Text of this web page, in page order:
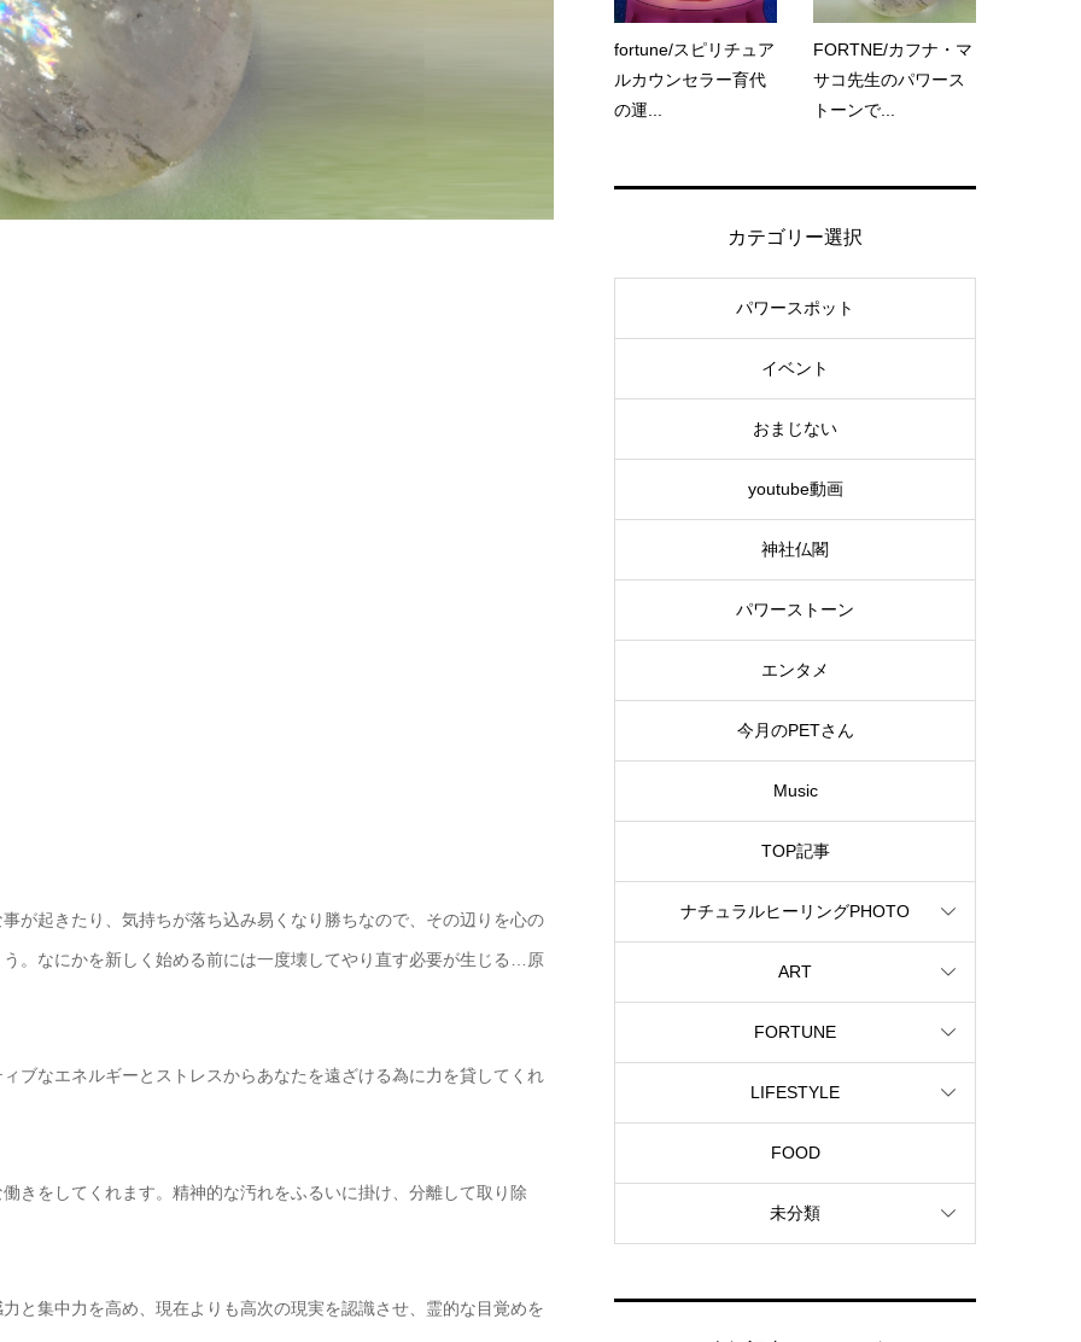
が起きたり、気持ちが落ち込み易くなり勝ちなので、その辺りを心の
。なにかを新しく始める前には一度壊してやり直す必要が生じる…原
ブなエネルギーとストレスからあなたを遠ざける為に力を貸してくれ
きをしてくれます。精神的な汚れをふるいに掛け、分離して取り除
と集中力を高め、現在よりも高次の現実を認識させ、霊的な目覚めを
fortune/スピリチュア
ルカウンセラー育代
の運...
FORTNE/カフナ・マ
サコ先生のパワース
トーンで...
カテゴリー選択
パワースポット
イベント
おまじない
youtube動画
神社仏閣
パワーストーン
エンタメ
今月のPETさん
Music
TOP記事
ナチュラルヒーリングPHOTO
ART
FORTUNE
LIFESTYLE
FOOD
未分類